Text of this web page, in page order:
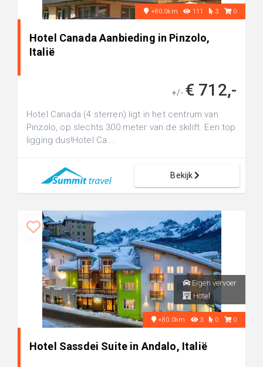
+80.0km 111 3 0
Hotel Canada Aanbieding in Pinzolo,
Italië
+/- € 712,-
Hotel Canada (4 sterren) ligt in het centrum van
Pinzolo, op slechts 300 meter van de skilift. Een top
ligging dus!Hotel Ca...
Bekijk
Eigen vervoer
Hotel
+80.0km 3 0 0
Hotel Sassdei Suite in Andalo, Italië